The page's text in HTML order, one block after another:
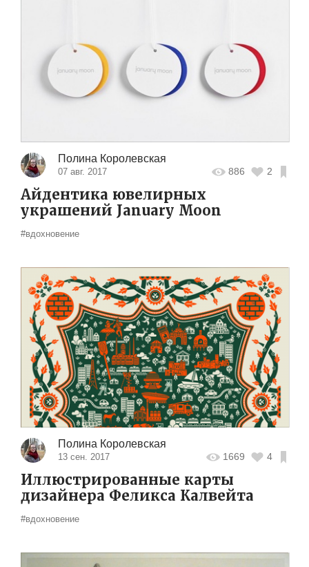
Полина Королевская
07 авг. 2017 886 2
Айдентика ювелирных
украшений January Moon
#вдохновение
Полина Королевская
13 сен. 2017 1669 4
Иллюстрированные карты
дизайнера Феликса Калвейта
#вдохновение